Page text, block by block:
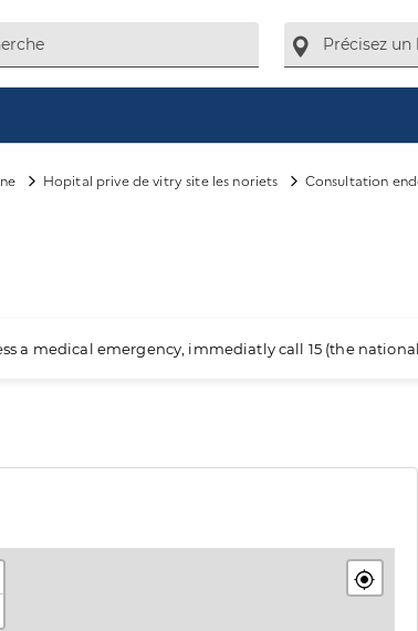
Hopital prive de vitry site les noriets Consultation
a medical emergency, immediatly call 15 (the